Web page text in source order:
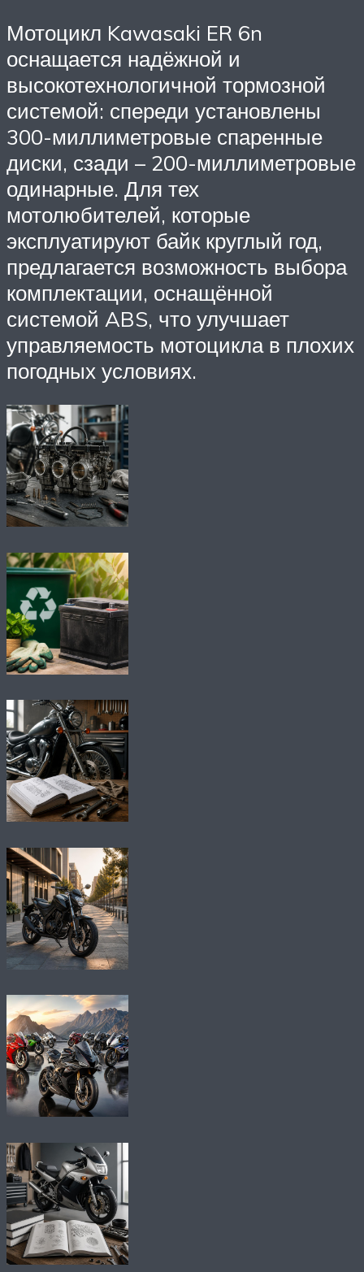
Мотоцикл Kawasaki ER 6n
оснащается надёжной и
высокотехнологичной тормозной
системой: спереди установлены
300-миллиметровые спаренные
диски, сзади – 200-миллиметровые
одинарные. Для тех
мотолюбителей, которые
эксплуатируют байк круглый год,
предлагается возможность выбора
комплектации, оснащённой
системой ABS, что улучшает
управляемость мотоцикла в плохих
погодных условиях.